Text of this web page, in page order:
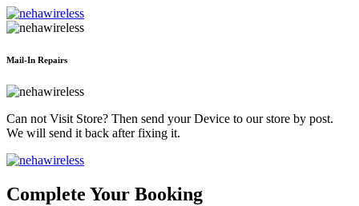
Mail-In Repairs
Can not Visit Store? Then send your Device to our store by post.
We will send it back after fixing it.
Complete Your Booking